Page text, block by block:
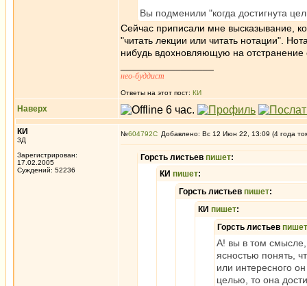
Вы подменили "когда достигнута
Сейчас приписали мне высказывание,
"читать лекции или читать нотации".
нибудь вдохновляющую на
нео-буддист
Ответы на этот пост: КИ
Наверх
КИ
3Д
Зарегистрирован:
17.02.2005
Суждений: 52236
№604792 Добавлено: Вс 12 Июн 22, 13:09 (4 года
Горсть листьев пишет:
КИ пишет:
Горсть листьев пишет:
КИ пишет:
Горсть листьев пишет
А! вы в том смысле,
ясностью понять,
или интересного
целью, то она